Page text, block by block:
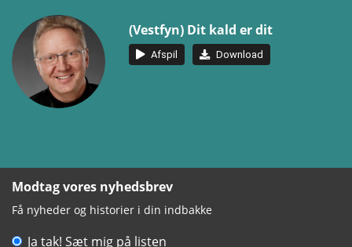
(Vestfyn) Dit kald er dit
Afspil Download
Modtag vores nyhedsbrev
Få nyheder og historier i din indbakke
Ja tak! Sæt mig på listen